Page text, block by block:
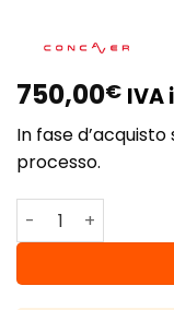
750,00€ IVA
In fase
processo.
Concaver CVR7